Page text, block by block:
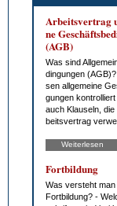
Ar­beits­ver­trag
ne
(AGB)
Was sind
din­gun­gen
sen all­ge­mei­ne
gun­gen
auch Klau­seln,
beits­ver­trag
Weiterlesen
Fort­bil­dung
Was ver­steht
Fort­bil­dung? -